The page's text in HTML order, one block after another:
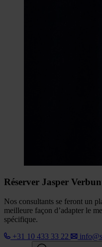
Réserver Jasper
Nos consultants se feront un
meilleure façon d’adapter le
spécifique.
+31 10 433 33 22